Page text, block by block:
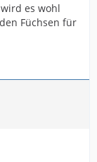
es wohl
Füchsen für